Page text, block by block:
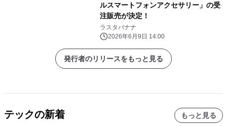
ルスマートフォンアクセサリー」の受
注販売が決定！
ラスタバナナ
2026年6月9日 14:00
発行者のリリースをもっと見る
テックの新着 もっと見る